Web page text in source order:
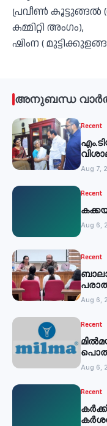
പ്രവീൺ
കമ്മിറ്റി അംഗം),
ഷിംന (
അനുബന്ധ
Recent
-
Aug 7,
Recent
Aug 6,
Recent
Aug 6,
Recent
Aug 6,
Recent